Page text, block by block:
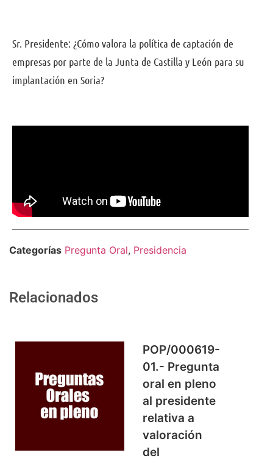
Sr. Presidente: ¿Cómo valora la política de captación de
empresas por parte de la Junta de Castilla y León para su
implantación en Soria?
Comparte
Categorías Pregunta Oral, Presidencia
Relacionados
POP/000619-
01.- Pregunta
oral en pleno
al presidente
relativa a
valoración
del